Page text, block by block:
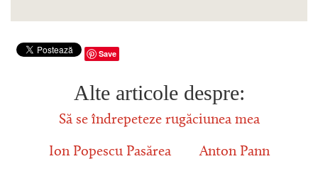
Save
Alte articole despre:
Să se îndrepeteze rugăciunea mea
Ion Popescu Pasărea Anton Pann